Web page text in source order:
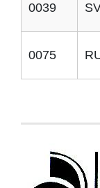
0039
0075